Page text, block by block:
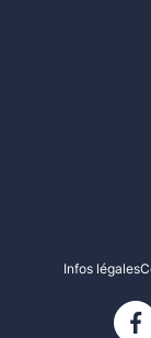
Infos légales